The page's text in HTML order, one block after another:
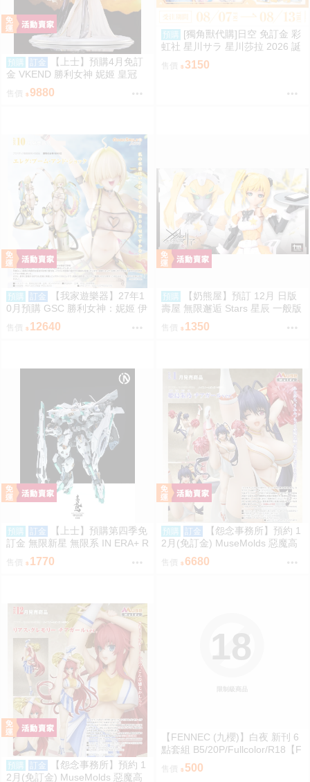
預購 訂金
【上士】預購4月免訂
金 VKEND 勝利女神 妮姬 皇冠
榮耀之花 1/4 附特典 1025
9880
預購
[獨角獸代購]日空 免訂金 彩
虹社 星川サラ 星川莎拉 2026 誕
生日記念 套組 にじさんじ 預購
3150
預購 訂金
【我家遊樂器】27年1
0月預購 GSC 勝利女神：妮姬 伊
萊格：BOOM與驚嚇 1/4完成品
售價 12640
預購
【奶熊屋】預訂 12月 日版
壽屋 無限邂逅 Stars 星辰 一般版
組裝模型 0816
售價 1350
預購 訂金
【上士】預購第四季免
訂金 無限新星 無限系 IN ERA+ R
MD 青鳶 組裝模型 0812
1770
預購 訂金
【怨念事務所】預約 1
2月(免訂金) MuseMolds 惡魔高
校 姫島朱乃 啦啦隊Ver 1/6 0906
6680
預購 訂金
【怨念事務所】預約 1
2月(免訂金) MuseMolds 惡魔高
限制級商品
18
【FENNEC (九櫻)】白夜 新刊 6
點套組 B5/20P/Fullcolor/R18【F
F47場前預購】{宅即門}
售價 500